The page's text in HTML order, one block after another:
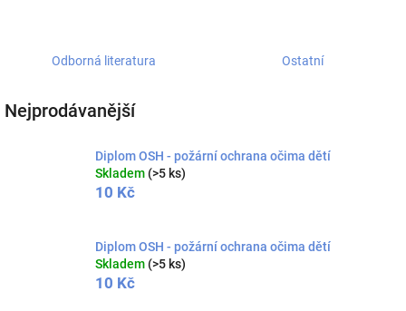
Odborná literatura Ostatní
Nejprodávanější
Diplom OSH - požární ochrana očima dětí
Skladem (>5 ks)
10 Kč
Diplom OSH - požární ochrana očima dětí
Skladem (>5 ks)
10 Kč